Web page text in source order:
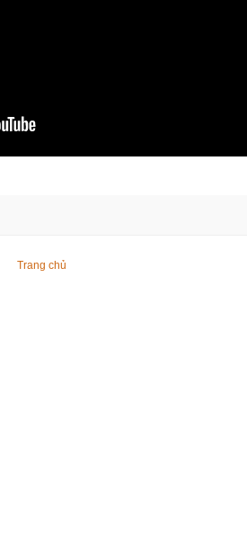
Trang chủ